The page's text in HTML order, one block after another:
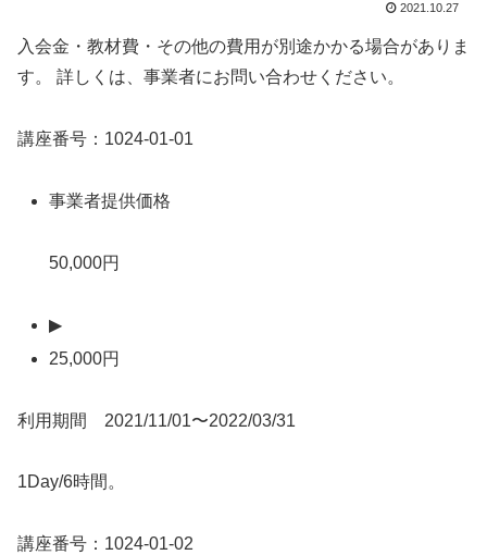
2021.10.27
入会金・教材費・その他の費用が別途かかる場合がありま
す。 詳しくは、事業者にお問い合わせください。
講座番号：1024-01-01
事業者提供価格
50,000円
▶
25,000円
利用期間 2021/11/01〜2022/03/31
1Day/6時間。
講座番号：1024-01-02